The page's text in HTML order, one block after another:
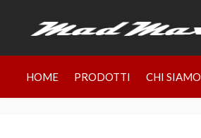
HOME PRODOTTI CHI SIAMO